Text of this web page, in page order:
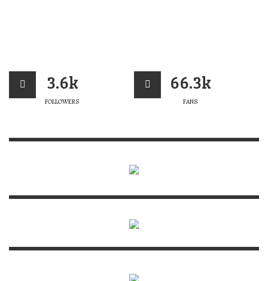
3.6k
FOLLOWERS
66.3k
FANS